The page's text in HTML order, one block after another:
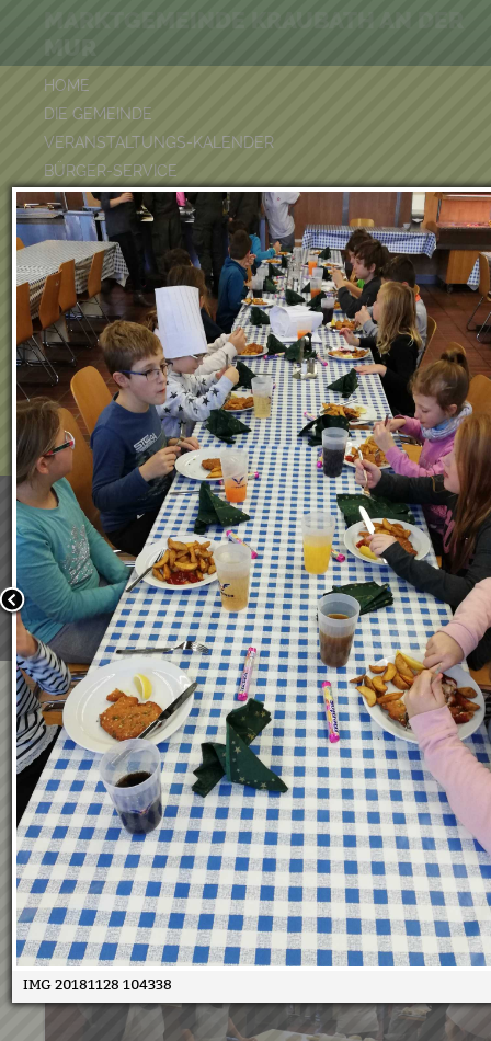
HOME
DIE GEMEINDE
VERANSTALTUNGS-KALENDER
BÜRGER-SERVICE
FREIZEIT & TOURISMUS
UMWELT
WIRTSCHAFT
VEREINE
KINDERGARTEN & KINDERKRIPPE
VOLKSSCHULE
BÜCHEREI
FEUERWEHR
DUATHLON 2026
POOLKALENDER
MUR
Wir verwenden Cookies, um unsere Webseite für Sie
benutzerfreundlich zu gestalten. Wenn Sie fortfahren,
an, dass Sie mit der Verwendung von Cookies auf
einverstanden sind.
Weitere Informationen:Datenschutzerklärung/Cookie-
Bestätigen
Licht ins Dunkel
30.11.2018
IMG 20181128 104338